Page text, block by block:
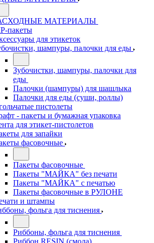
МАТЕРИАЛЫ
пакеты
для этикеток
шампуры, палочки для еды
Зубочистки, шампуры, палочки для
еды
Палочки (шампуры) для шашлыка
Палочки для еды (суши, роллы)
пистолеты
- пакеты и бумажная упаковка
для этикет-пистолетов
для запайки
фасовочные
Пакеты фасовочные
Пакеты "МАЙКА" без печати
Пакеты "МАЙКА" с печатью
Пакеты фасовочные в РУЛОНЕ
и штампы
фольга для тиснения
Риббоны, фольга для тиснения
Риббон RESIN (смола)